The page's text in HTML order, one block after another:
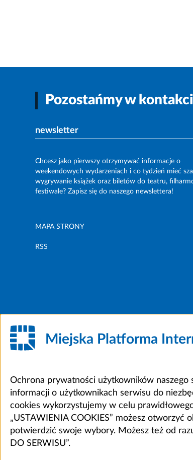
Pozostańmy w
newsletter
Chcesz jako pierwszy otrzymywać informacje o
weekendowych wydarzeniach i co tydzień mieć
wygrywanie książek oraz biletów do teatru,
festiwale? Zapisz się do naszego newslettera!
MAPA STRONY
RSS
Miejska Platforma
Ochrona prywatności użytkowników naszego
informacji o użytkownikach serwisu do
cookies wykorzystujemy w celu
„USTAWIENIA COOKIES” możesz
potwierdzić swoje wybory. Możesz też od
DO SERWISU”.